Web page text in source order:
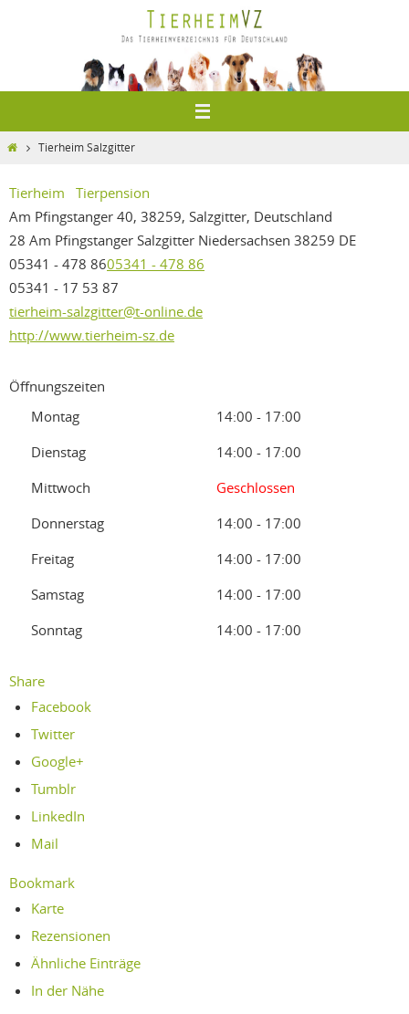
HomeTierheim Salzgitter
Tierheim
Tierpension
Am Pfingstanger 40, 38259, Salzgitter, Deutschland
28 Am Pfingstanger Salzgitter Niedersachsen 38259 DE
05341 - 478 8605341 - 478 86
05341 - 17 53 87
tierheim-salzgitter@t-online.de
http://www.tierheim-sz.de
Öffnungszeiten
Montag
14:00 - 17:00
Dienstag
14:00 - 17:00
Mittwoch
Geschlossen
Donnerstag
14:00 - 17:00
Freitag
14:00 - 17:00
Samstag
14:00 - 17:00
Sonntag
14:00 - 17:00
Share
Facebook
Twitter
Google+
Tumblr
LinkedIn
Mail
Bookmark
Karte
Rezensionen
Ähnliche Einträge
In der Nähe